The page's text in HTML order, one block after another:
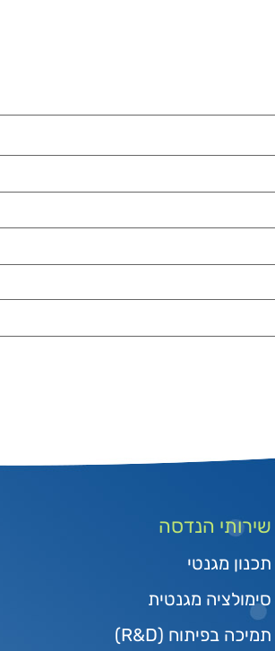
שירותי הנדסה
תכנון מגנטי
סימולציה מגנטית
תמיכה בפיתוח (R&D)